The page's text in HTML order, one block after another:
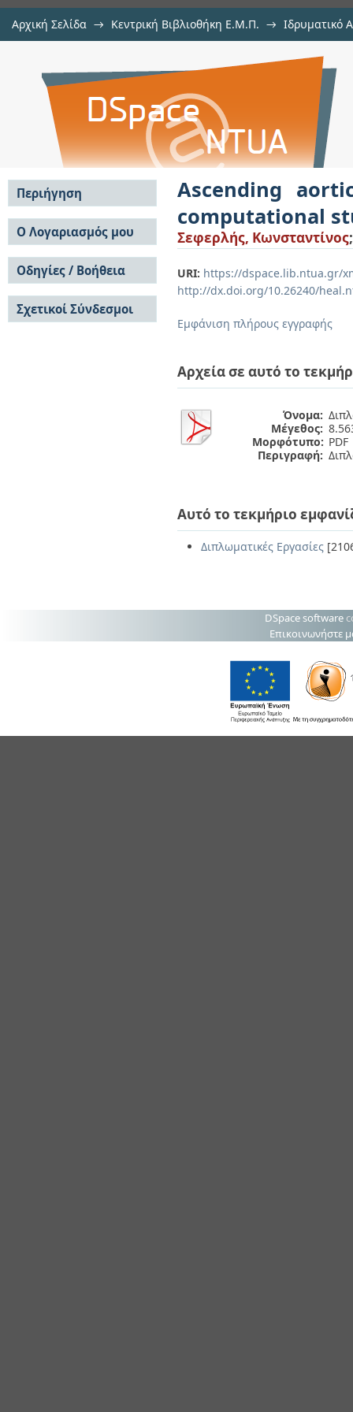
Αρχική Σελίδα → Κεντρική Βιβλιοθήκη Ε.Μ.Π. → Ιδρυματικό
Ascending aortic aneurysm
of the aortic wall stress state
Ascending
computational
Σεφερλής, Κωνσταντίνος
URI: https://dspace.lib.ntua.gr/
http://dx.doi.org/10.26240/
Εμφάνιση πλήρους εγγραφής
Αρχεία σε αυτό το
Όνομα:
Μέγεθος:
Μορφότυπο: PDF
Περιγραφή:
Αυτό το τεκμήριο
Διπλωματικές Εργασίες
Περιήγηση
Σε όλο το DSpace
Κοινότητες & Συλλογές
Ανά Ημερομηνία
Έκδοσης
Συγγραφείς
Τίτλοι
Θέματα
Ο Λογαριασμός μου
Σύνδεση
Εγγραφή
Οδηγίες / Βοήθεια
Οδηγίες Υποβολής
Οδηγίες Χρήσης ΙΑ
Συχνές Ερωτήσεις
Σχετικοί Σύνδεσμοι
DSpace software
Επικοινωνήστε